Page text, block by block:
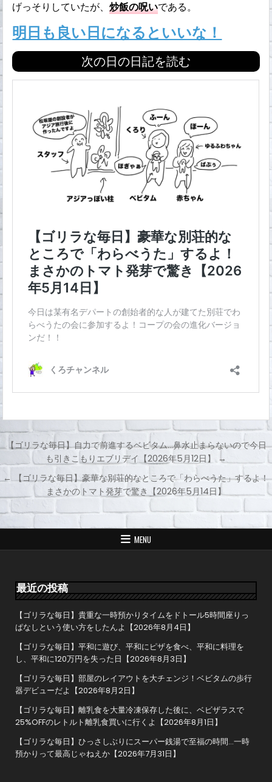
げっそりしていたが、炒飯の呪いである。
明日も良い日になるといいな！
次の日の日記を読む
投
稿
ナ
ビ
ー
ョ
【ゴリラな毎日】自力で前進するベビタム…鼻水止まらないので今日
も引きこもりエブリデイ【2026年5月12日】 →
← 【ゴリラな毎日】豪華な別荘的なところで「わらべうた」するよ！
まさかのトマト発芽で驚き【2026年5月14日】
MENU
最近の投稿
【ゴリラな毎日】貴重な一時預かりタイムをドトール5時間座りっ
ぱなしという使い方をしたんよ【2026年8月4日】
【ゴリラな毎日】平和に遊び、平和にピザを食べ、平和に料理を
し、平和に120万円を失った日【2026年8月3日】
【ゴリラな毎日】部屋のレイアウトを大チェンジ！ベビタムの歩行
器デビューだよ【2026年8月2日】
【ゴリラな毎日】離乳食を大量冷凍保存した後に、ベビザラスで
25%OFFのレトルト離乳食買いに行くよ【2026年8月1日】
【ゴリラな毎日】ひっさしぶりにスーパー銭湯で至福の時間…一時
預かりって最高じゃねえか【2026年7月31日】